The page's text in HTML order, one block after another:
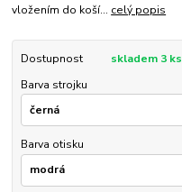
vložením do koší... celý popis
Dostupnost
skladem 3 ks
Barva strojku
Barva otisku